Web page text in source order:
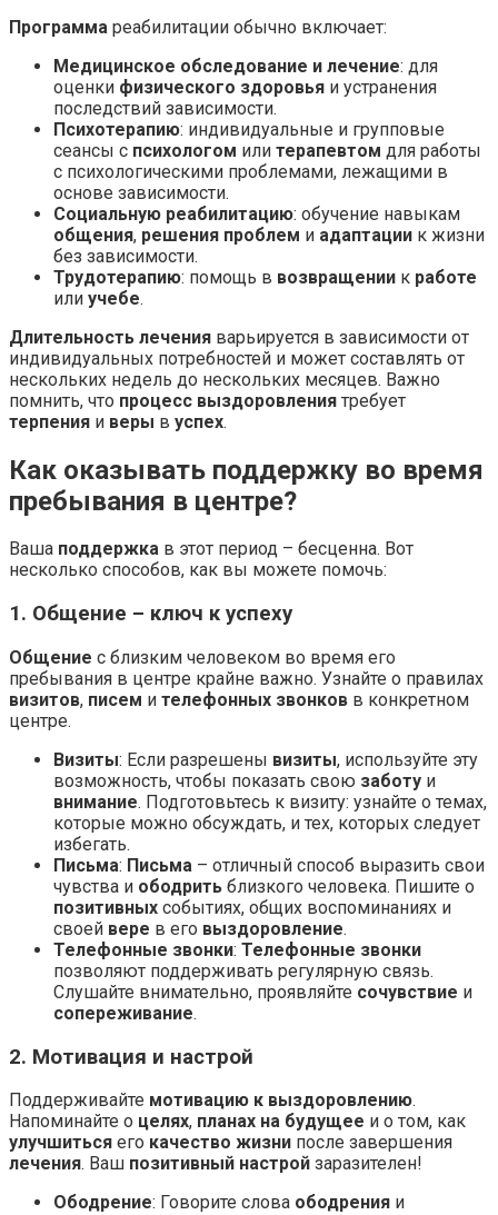
Программа реабилитации обычно включает:
Медицинское обследование и лечение: для
оценки физического здоровья и устранения
последствий зависимости.
Психотерапию: индивидуальные и групповые
сеансы с психологом или терапевтом для работы
с психологическими проблемами, лежащими в
основе зависимости.
Социальную реабилитацию: обучение навыкам
общения, решения проблем и адаптации к жизни
без зависимости.
Трудотерапию: помощь в возвращении к работе
или учебе.
Длительность лечения варьируется в зависимости от
индивидуальных потребностей и может составлять от
нескольких недель до нескольких месяцев. Важно
помнить, что процесс выздоровления требует
терпения и веры в успех.
Как оказывать поддержку во время
пребывания в центре?
Ваша поддержка в этот период – бесценна. Вот
несколько способов, как вы можете помочь:
1. Общение – ключ к успеху
Общение с близким человеком во время его
пребывания в центре крайне важно. Узнайте о правилах
визитов, писем и телефонных звонков в конкретном
центре.
Визиты: Если разрешены визиты, используйте эту
возможность, чтобы показать свою заботу и
внимание. Подготовьтесь к визиту: узнайте о темах,
которые можно обсуждать, и тех, которых следует
избегать.
Письма: Письма – отличный способ выразить свои
чувства и ободрить близкого человека. Пишите о
позитивных событиях, общих воспоминаниях и
своей вере в его выздоровление.
Телефонные звонки: Телефонные звонки
позволяют поддерживать регулярную связь.
Слушайте внимательно, проявляйте сочувствие и
сопереживание.
2. Мотивация и настрой
Поддерживайте мотивацию к выздоровлению.
Напоминайте о целях, планах на будущее и о том, как
улучшиться его качество жизни после завершения
лечения. Ваш позитивный настрой заразителен!
Ободрение: Говорите слова ободрения и